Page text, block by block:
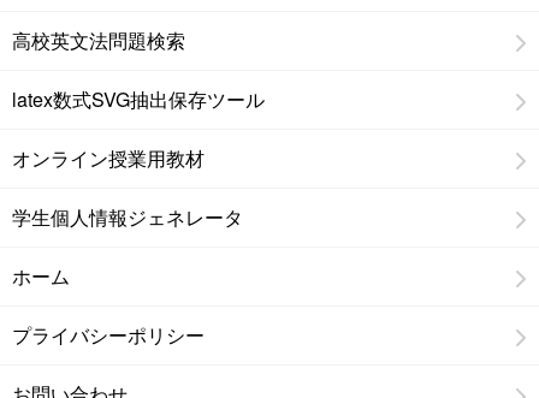
高校英文法問題検索
latex数式SVG抽出保存ツール
オンライン授業用教材
学生個人情報ジェネレータ
ホーム
プライバシーポリシー